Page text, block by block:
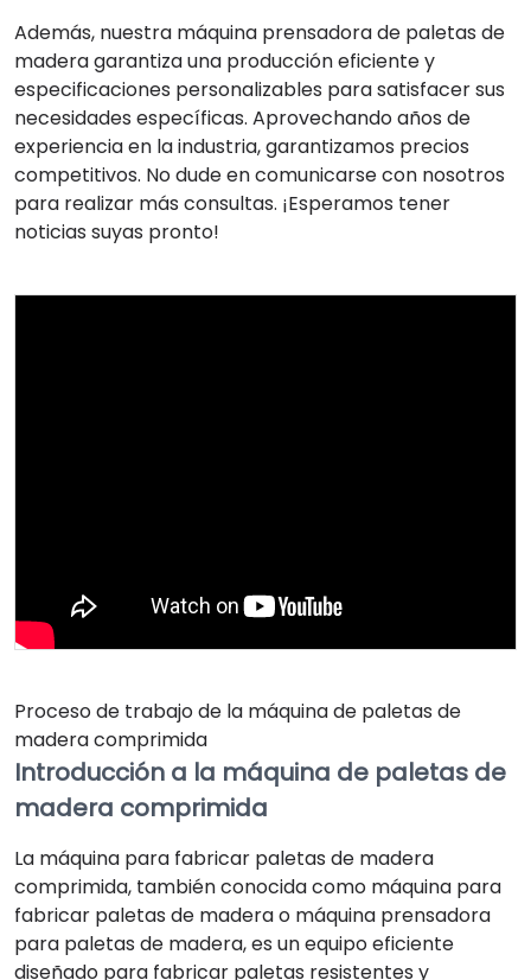
Además, nuestra máquina prensadora de paletas de
madera garantiza una producción eficiente y
especificaciones personalizables para satisfacer sus
necesidades específicas. Aprovechando años de
experiencia en la industria, garantizamos precios
competitivos. No dude en comunicarse con nosotros
para realizar más consultas. ¡Esperamos tener
noticias suyas pronto!
Proceso de trabajo de la máquina de paletas de
madera comprimida
Introducción a la máquina de paletas de
madera comprimida
La máquina para fabricar paletas de madera
comprimida, también conocida como máquina para
fabricar paletas de madera o máquina prensadora
para paletas de madera, es un equipo eficiente
diseñado para fabricar paletas resistentes y